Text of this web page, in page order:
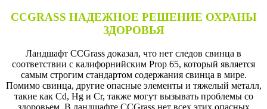
CCGRASS НАДЕЖНОЕ РЕШЕНИЕ ОХРАНЫ
ЗДОРОВЬЯ
Ландшафт CCGrass доказал, что нет следов свинца в
соответствии с калифорнийским Prop 65, который является
самым строгим стандартом содержания свинца в мире.
Помимо свинца, другие опасные элементы и тяжелый металл,
такие как Cd, Hg и Cr, также могут вызывать проблемы со
здоровьем. В ландшафте CCGrass нет всех этих опасных